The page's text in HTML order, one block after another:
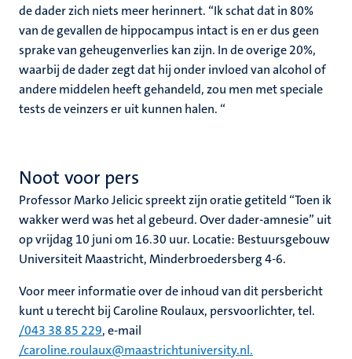
de dader zich niets meer herinnert. “Ik schat dat in 80%
van de gevallen de hippocampus intact is en er dus geen
sprake van geheugenverlies kan zijn. In de overige 20%,
waarbij de dader zegt dat hij onder invloed van alcohol of
andere middelen heeft gehandeld, zou men met speciale
tests de veinzers er uit kunnen halen. “
Noot voor pers
Professor Marko Jelicic spreekt zijn oratie getiteld “Toen ik
wakker werd was het al gebeurd. Over dader-amnesie” uit
op vrijdag 10 juni om 16.30 uur. Locatie: Bestuursgebouw
Universiteit Maastricht, Minderbroedersberg 4-6.
Voor meer informatie over de inhoud van dit persbericht
kunt u terecht bij Caroline Roulaux, persvoorlichter, tel.
/043 38 85 229, e-mail
/caroline.roulaux@maastrichtuniversity.nl.